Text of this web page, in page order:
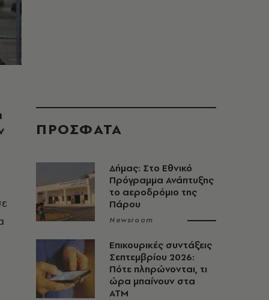
ΠΡΟΣΦΑΤΑ
Δήμας: Στο Εθνικό
Πρόγραμμα Ανάπτυξης
το αεροδρόμιο της
Πάρου
Newsroom
Επικουρικές συντάξεις
Σεπτεμβρίου 2026:
Πότε πληρώνονται, τι
ώρα μπαίνουν στα
ΑΤΜ